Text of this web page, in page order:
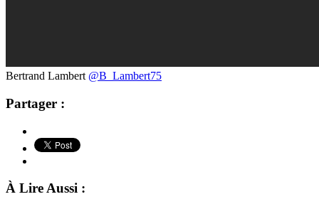
Bertrand Lambert @B_Lambert75
Partager :
À Lire Aussi :